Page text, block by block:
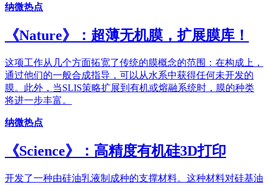
纳微热点
《Nature》：超薄无机膜，扩展膜库！
这项工作从几个方面拓宽了传统的膜概念的范围：在构成上，
通过他们的一般合成指导，可以从水系中获得任何未开发的
膜。此外，当SLIS策略扩展到有机或熔融系统时，膜的种类
将进一步丰富。
纳微热点
《Science》：高精度有机硅3D打印
开发了一种由硅油乳液制成种的支撑材料。这种材料对硅基油